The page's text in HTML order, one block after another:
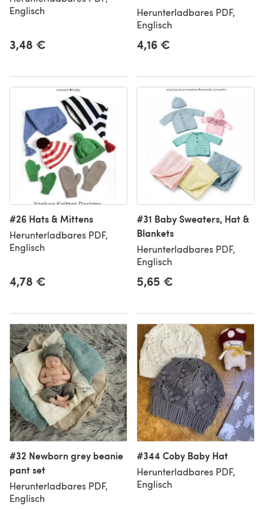
Englisch
3,48 €
Herunterladbares PDF,
Englisch
4,16 €
#26 Hats & Mittens
Herunterladbares PDF,
Englisch
4,78 €
#31 Baby Sweaters, Hat &
Blankets
Herunterladbares PDF,
Englisch
5,65 €
#32 Newborn grey beanie
pant set
Herunterladbares PDF,
Englisch
#344 Coby Baby Hat
Herunterladbares PDF,
Englisch